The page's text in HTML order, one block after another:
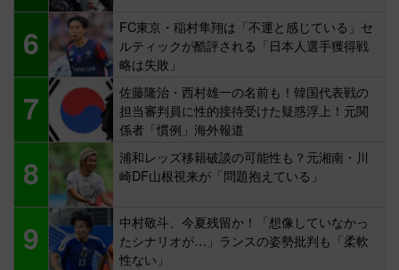
6
FC東京・稲村隼翔は「不運と感じている」セ
ルティックが酷評される「日本人選手獲得戦
略は失敗」
7
佐藤隆治・西村雄一の名前も！韓国代表戦の
担当審判員に性的接待受けた疑惑浮上！元関
係者「慣例」海外報道
8
浦和レッズ移籍破談の可能性も？元湘南・川
崎DF山根視来が「問題抱えている」
9
中村敬斗、今夏残留か！「想像していなかっ
たシナリオが…」ランスの姿勢批判も「柔軟
性ない」